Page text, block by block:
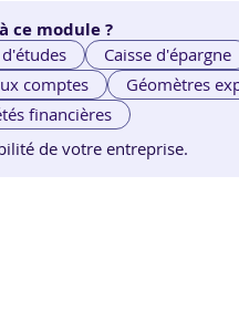
ce module ?
Caisse d'épargne
comptes Géomètres
financières
de votre entreprise.